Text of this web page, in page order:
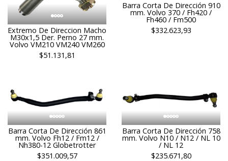
Extremo De Direccion Macho
M30x1,5 Der. Perno 27 mm.
Volvo VM210 VM240 VM260
$51.131,81
Barra Corta De Dirección 910
mm. Volvo 370 / Fh420 /
Fh460 / Fm500
$332.623,93
Barra Corta De Dirección 861
mm. Volvo Fh12 / Fm12 /
Nh380-12 Globetrotter
$351.009,57
Barra Corta De Dirección 758
mm. Volvo N10 / N12 / NL 10
/ NL 12
$235.671,80